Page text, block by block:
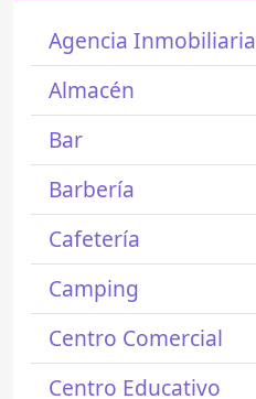
Agencia Inmobiliaria
Almacén
Bar
Barbería
Cafetería
Camping
Centro Comercial
Centro Educativo